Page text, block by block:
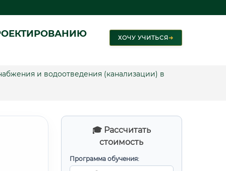
ХОЧУ УЧИТЬСЯ➜
и водоотведения (канализации) в
🎓 Рассчитать
стоимость
Программа обучения: